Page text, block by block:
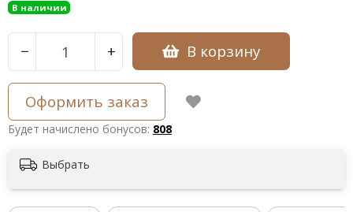
В наличии
− + В корзину
Оформить заказ
Будет начислено бонусов: 808
Выбрать